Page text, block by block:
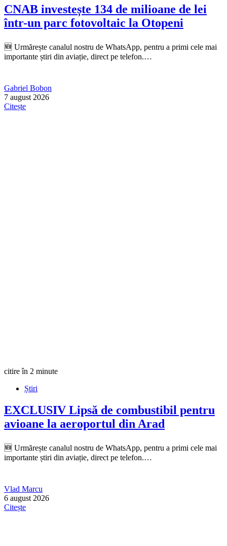
CNAB investește 134 de milioane de lei
într-un parc fotovoltaic la Otopeni
🆕 Urmărește canalul nostru de WhatsApp, pentru a primi cele mai
importante știri din aviație, direct pe telefon.…
Gabriel Bobon
7 august 2026
Citește
citire în 2 minute
Știri
EXCLUSIV Lipsă de combustibil pentru
avioane la aeroportul din Arad
🆕 Urmărește canalul nostru de WhatsApp, pentru a primi cele mai
importante știri din aviație, direct pe telefon.…
Vlad Marcu
6 august 2026
Citește